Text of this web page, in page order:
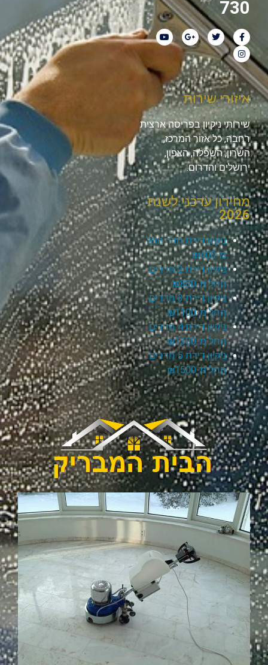
730
איזורי שירות
שירותי ניקיון בפריסה ארצית
רחבה, כל אזור המרכז,
השרון, השפלה, הצפון,
ירושלים והדרום.
מחירון עדכני לשנת
2026
ניקיון דירת חדר החל
מ-₪400
ניקיון דירת 2 חדרים
החל מ-₪800
ניקיון דירת 3 חדרים
החל מ-₪1100
ניקיון דירת 4 חדרים
החל מ-₪1300
ניקיון דירת 5 חדרים
החל מ-₪1500